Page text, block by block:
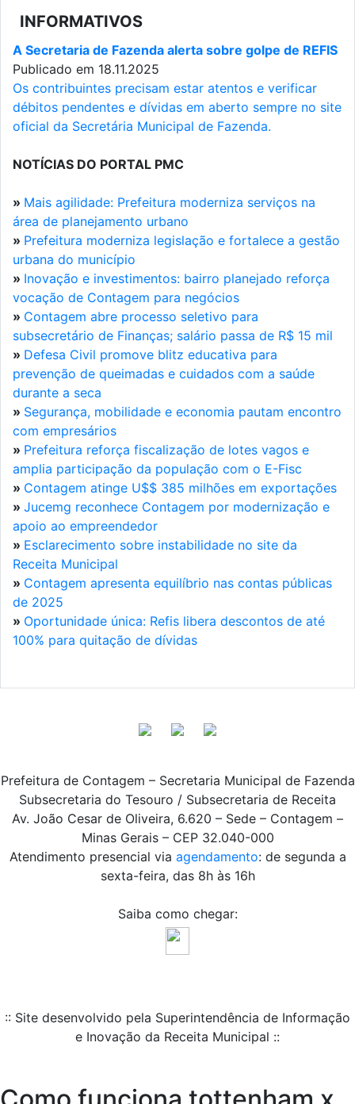
INFORMATIVOS
A Secretaria de Fazenda alerta sobre golpe de REFIS
Publicado em 18.11.2025
Os contribuintes precisam estar atentos e verificar
débitos pendentes e dívidas em aberto sempre no site
oficial da Secretária Municipal de Fazenda.
NOTÍCIAS DO PORTAL PMC
» Mais agilidade: Prefeitura moderniza serviços na
área de planejamento urbano
» Prefeitura moderniza legislação e fortalece a gestão
urbana do município
» Inovação e investimentos: bairro planejado reforça
vocação de Contagem para negócios
» Contagem abre processo seletivo para
subsecretário de Finanças; salário passa de R$ 15 mil
» Defesa Civil promove blitz educativa para
prevenção de queimadas e cuidados com a saúde
durante a seca
» Segurança, mobilidade e economia pautam encontro
com empresários
» Prefeitura reforça fiscalização de lotes vagos e
amplia participação da população com o E-Fisc
» Contagem atinge U$$ 385 milhões em exportações
» Jucemg reconhece Contagem por modernização e
apoio ao empreendedor
» Esclarecimento sobre instabilidade no site da
Receita Municipal
» Contagem apresenta equilíbrio nas contas públicas
de 2025
» Oportunidade única: Refis libera descontos de até
100% para quitação de dívidas
Prefeitura de Contagem – Secretaria Municipal de Fazenda
Subsecretaria do Tesouro / Subsecretaria de Receita
Av. João Cesar de Oliveira, 6.620 – Sede – Contagem –
Minas Gerais – CEP 32.040-000
Atendimento presencial via agendamento: de segunda a
sexta-feira, das 8h às 16h
Saiba como chegar:
:: Site desenvolvido pela Superintendência de Informação
e Inovação da Receita Municipal ::